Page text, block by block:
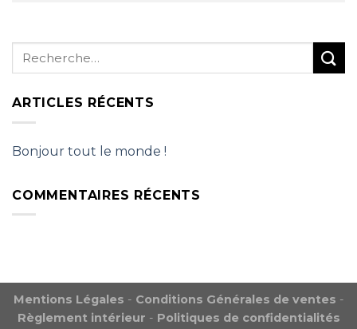
ARTICLES RÉCENTS
Bonjour tout le monde !
COMMENTAIRES RÉCENTS
Mentions Légales - Conditions Générales de ventes -
Règlement intérieur - Politiques de confidentialités